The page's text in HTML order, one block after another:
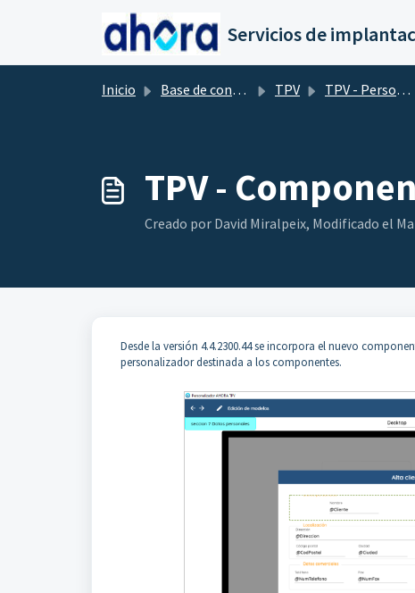
Saltar al contenido principal
Inicio Base de conocimientos TPV TPV - Personalizador
TPV -
Creado por David Miralpeix, Modificado el
Desde la versión 4.4.2300.44 se incorpora el nuevo
personalizador destinada a los componentes.